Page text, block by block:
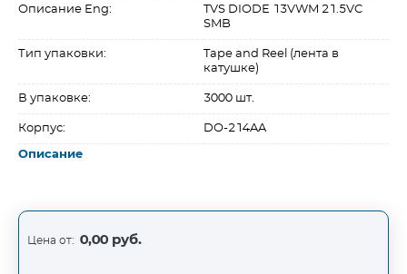
Описание Eng:
TVS DIODE 13VWM 21.5VC
SMB
Тип упаковки:
Tape and Reel (лента в
катушке)
В упаковке: 3000 шт.
Корпус: DO-214AA
Описание
Цена от: 0,00 руб.